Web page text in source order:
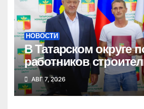
НОВОСТИ
В Татарском округе
работников
отрасли
АВГ 7, 2026